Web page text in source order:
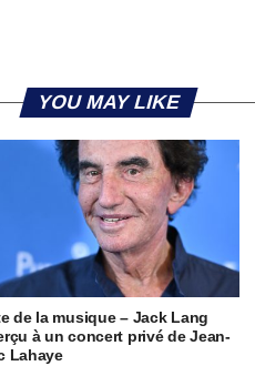
YOU MAY LIKE
de la musique – Jack Lang
à un concert privé de Jean-
Lahaye